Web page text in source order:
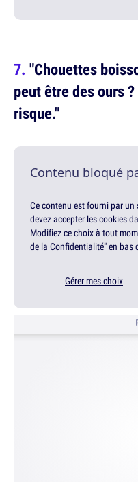
"Chouettes
peut être des ours
risque."
Contenu bloqué
Ce contenu est fourni par
devez accepter les cookies
Modifiez ce choix à tout
de la Confidentialité" en bas
Gérer mes choix